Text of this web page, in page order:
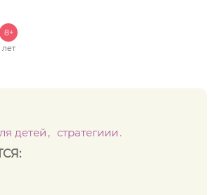
8+
лет
детей
стратегиии